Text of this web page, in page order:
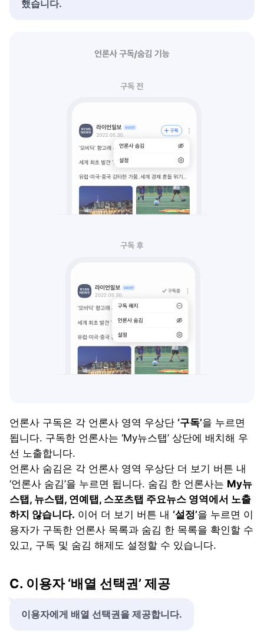
했습니다.
언론사 구독은 각 언론사 영역 우상단 ‘구독’을 누르면
됩니다. 구독한 언론사는 ‘My뉴스탭’ 상단에 배치해 우
선 노출합니다.
언론사 숨김은 각 언론사 영역 우상단 더 보기 버튼 내
‘언론사 숨김’을 누르면 됩니다. 숨김 한 언론사는 My뉴
스탭, 뉴스탭, 연예탭, 스포츠탭 주요뉴스 영역에서 노출
하지 않습니다. 이어 더 보기 버튼 내 ‘설정’을 누르면 이
용자가 구독한 언론사 목록과 숨김 한 목록을 확인할 수
있고, 구독 및 숨김 해제도 설정할 수 있습니다.
C. 이용자 ‘배열 선택권’ 제공
이용자에게 배열 선택권을 제공합니다.